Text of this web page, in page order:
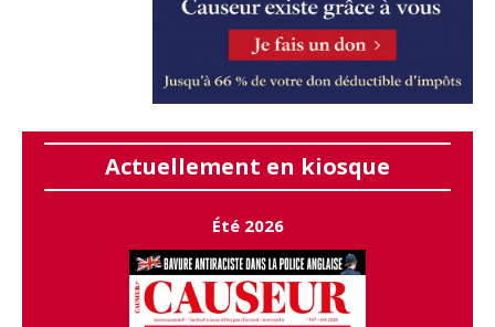
Actuellement en kiosque
Été 2026